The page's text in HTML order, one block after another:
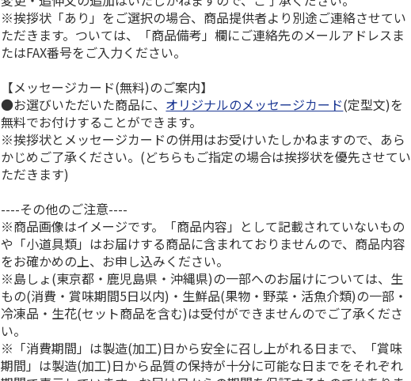
※挨拶状「あり」をご選択の場合、商品提供者より別途ご連絡させてい
ただきます。ついては、「商品備考」欄にご連絡先のメールアドレスま
たはFAX番号をご入力ください。
【メッセージカード(無料)のご案内】
●お選びいただいた商品に、 オリジナルのメッセージカード(定型文)を
無料でお付けすることができます。
※挨拶状とメッセージカードの併用はお受けいたしかねますので、あら
かじめご了承ください。(どちらもご指定の場合は挨拶状を優先させてい
ただきます)
----その他のご注意----
※商品画像はイメージです。「商品内容」として記載されていないもの
や「小道具類」はお届けする商品に含まれておりませんので、商品内容
をお確かめの上、お申し込みください。
※島しょ(東京都・鹿児島県・沖縄県)の一部へのお届けについては、生
もの(消費・賞味期間5日以内)・生鮮品(果物・野菜・活魚介類)の一部・
冷凍品・生花(セット商品を含む)は受付ができませんのでご了承くださ
い。
※「消費期間」は製造(加工)日から安全に召し上がれる日まで、「賞味
期間」は製造(加工)日から品質の保持が十分に可能な日までをそれぞれ